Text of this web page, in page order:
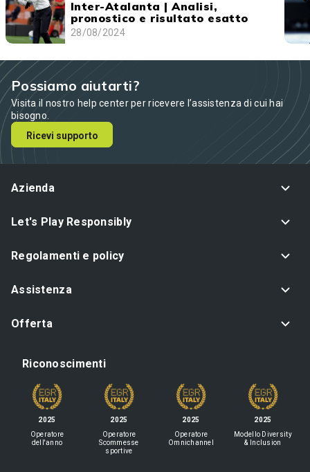
Inter-Atalanta | Analisi,
pronostico e risultato esatto
28/08/2024
Possiamo aiutarti?
Visita il nostro help center per ricevere l’assistenza di cui hai
bisogno.
Ricevi supporto
Azienda
Let's Play Responsibly
Regolamenti e policy
Assistenza
Offerta
Riconoscimenti
2025
Operatore
dell'anno
2025
Operatore
Scommesse
sportive
2025
Operatore
Omnichannel
2025
Modello Diversity
& Inclusion